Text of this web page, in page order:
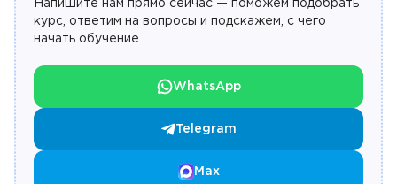
Напишите нам прямо сейчас — поможем подобрать
курс, ответим на вопросы и подскажем, с чего
начать обучение
WhatsApp
Telegram
Max